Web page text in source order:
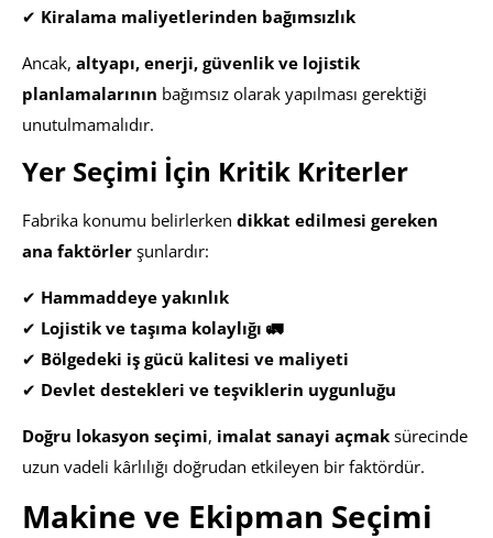
✔ Kiralama maliyetlerinden bağımsızlık
Ancak, altyapı, enerji, güvenlik ve lojistik
planlamalarının bağımsız olarak yapılması gerektiği
unutulmamalıdır.
Yer Seçimi İçin Kritik Kriterler
Fabrika konumu belirlerken dikkat edilmesi gereken
ana faktörler şunlardır:
✔ Hammaddeye yakınlık
✔ Lojistik ve taşıma kolaylığı 🚛
✔ Bölgedeki iş gücü kalitesi ve maliyeti
✔ Devlet destekleri ve teşviklerin uygunluğu
Doğru lokasyon seçimi, imalat sanayi açmak sürecinde
uzun vadeli kârlılığı doğrudan etkileyen bir faktördür.
Makine ve Ekipman Seçimi